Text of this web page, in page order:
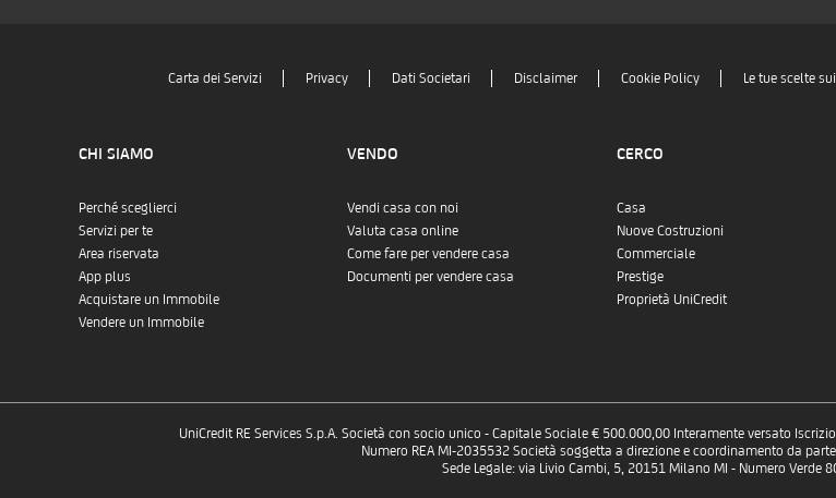
Carta dei Servizi Privacy Dati Societari Disclaimer Cookie Policy Le tue scelte
CHI SIAMO
Perché sceglierci
Servizi per te
Area riservata
App plus
Acquistare un Immobile
Vendere un Immobile
VENDO
Vendi casa con noi
Valuta casa online
Come fare per vendere casa
Documenti per vendere casa
CERCO
Casa
Nuove Costruzioni
Commerciale
Prestige
Proprietà UniCredit
UniCredit RE Services S.p.A. Società con socio unico - Capitale Sociale € 500.000,00 Interamente versato
Numero REA MI-2035532 Società soggetta a direzione e coordinamento da parte
Sede Legale: via Livio Cambi, 5, 20151 Milano MI - Numero Verde